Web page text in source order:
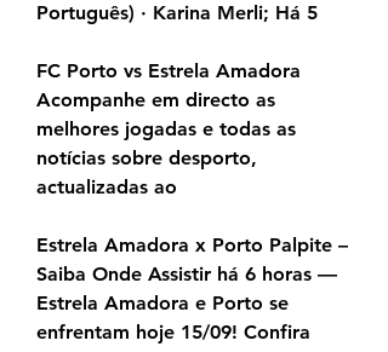
Português) · Karina Merli; Há 5
FC Porto vs Estrela Amadora
Acompanhe em directo as
melhores jogadas e todas as
notícias sobre desporto,
actualizadas ao
Estrela Amadora x Porto Palpite –
Saiba Onde Assistir há 6 horas —
Estrela Amadora e Porto se
enfrentam hoje 15/09! Confira